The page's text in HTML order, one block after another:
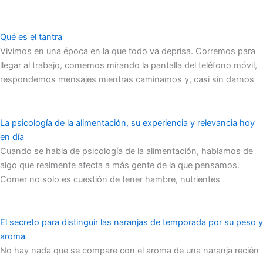
Qué es el tantra
Vivimos en una época en la que todo va deprisa. Corremos para
llegar al trabajo, comemos mirando la pantalla del teléfono móvil,
respondemos mensajes mientras caminamos y, casi sin darnos
La psicología de la alimentación, su experiencia y relevancia hoy
en día
Cuando se habla de psicología de la alimentación, hablamos de
algo que realmente afecta a más gente de la que pensamos.
Comer no solo es cuestión de tener hambre, nutrientes
El secreto para distinguir las naranjas de temporada por su peso y
aroma
No hay nada que se compare con el aroma de una naranja recién